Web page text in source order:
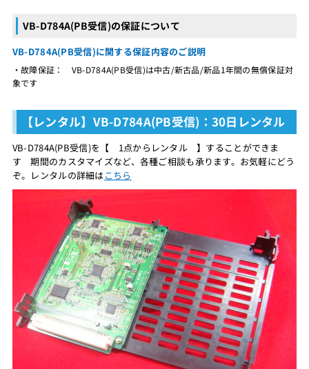
VB-D784A(PB受信)の保証について
VB-D784A(PB受信)に関する保証内容のご説明
・故障保証： VB-D784A(PB受信)は中古/新古品/新品1年間の無償保証対
象です
【レンタル】VB-D784A(PB受信)：30日レンタル
VB-D784A(PB受信)を【 1点からレンタル 】することができま
す 期間のカスタマイズなど、各種ご相談も承ります。お気軽にどう
ぞ。レンタルの詳細はこちら